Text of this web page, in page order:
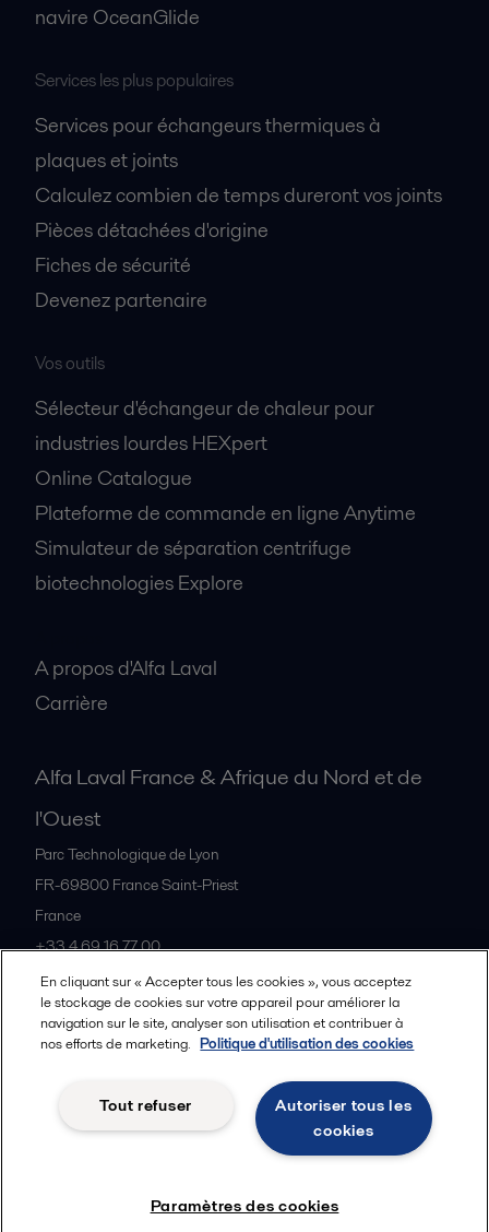
navire OceanGlide
Services les plus populaires
Services pour échangeurs thermiques à
plaques et joints
Calculez combien de temps dureront vos joints
Pièces détachées d'origine
Fiches de sécurité
Devenez partenaire
Vos outils
Sélecteur d'échangeur de chaleur pour
industries lourdes HEXpert
Online Catalogue
Plateforme de commande en ligne Anytime
Simulateur de séparation centrifuge
biotechnologies Explore
A propos d'Alfa Laval
Carrière
Alfa Laval France & Afrique du Nord et de
l'Ouest
Parc Technologique de Lyon
FR-69800 France Saint-Priest
France
+33 4 69 16 77 00
Tous les bureaux et partenaires
© 2015-2026, ALFA LAVAL
Cookies policy Legal terms and conditions
En cliquant sur « Accepter tous les cookies », vous acceptez
le stockage de cookies sur votre appareil pour améliorer la
navigation sur le site, analyser son utilisation et contribuer à
nos efforts de marketing. Politique d'utilisation des cookies
Autoriser tous les
cookies
Tout refuser
Paramètres des cookies